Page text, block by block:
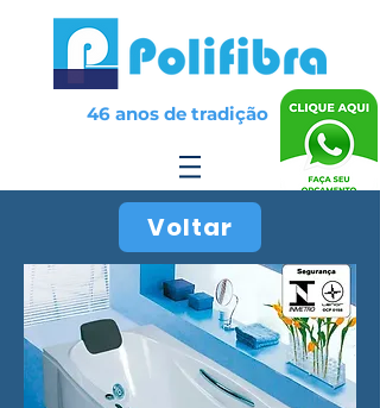
46 anos de tradição
Voltar